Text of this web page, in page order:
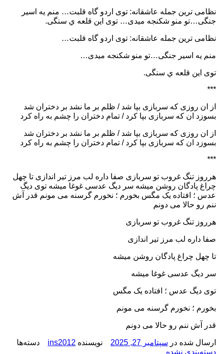
نظامی ترین جمله عاشقانه: توی اردو گاه قلبت… منم یه اسیر
جنگی…تو منو شکنجه میدی… توی این قلعه ي سنگی.
نظامی ترین جمله عاشقانه: توی اردو گاه قلبت…
منم یه اسیر جنگی…تو منو شکنجه میدی…
توی این قلعه ي سنگی.
***
از ان روزی که سربازی بپا شد / ظلم بر ما نشد بر دختران شد
بسوزد ان که سربازی بپا کرد / تمام دختران را چشم به راه کرد
از ان روزی که سربازی بپا شد / ظلم بر ما نشد بر دختران شد
بسوزد ان که سربازی بپا کرد / تمام دختران را چشم به راه کرد
***
هرروز تنگ غروب تو سربازی صفا داره لب مرز تیر اندازی تا چهل
چراغ پادگان روشن میشه سر دیگ عدسی غوغا میشه توی دیگ
عدس ؛ افتاده یک مگس بخورم ؛ نخورم گرسنه می مونم قدر آش
ننم رو حالا می دونم
هرروز تنگ غروب تو سربازی
صفا داره لب مرز تیر اندازی
تا چهل چراغ پادگان روشن میشه
سر دیگ عدسی غوغا میشه
توی دیگ عدس ؛ افتاده یک مگس
بخورم ؛ نخورم گرسنه می مونم
قدر آش ننم رو حالا می دونم
ارسال شده در سپتامبر 27, 2025 نویسنده ins2012
دسته‌ها
دسته‌بندی نشده